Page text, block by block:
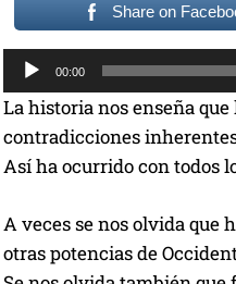
Share on
e
p
r
o
u
c
00:00
La historia nos enseña
contradicciones
Así ha ocurrido con todos
A veces se nos olvida que
otras potencias de